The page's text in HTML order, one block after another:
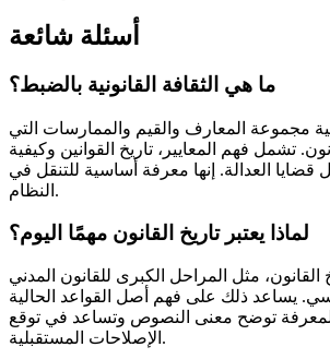
أسئلة شائعة
ما هي الثقافة القانونية بالضبط؟
مجموعة المعارف والقيم والممارسات التي
تشمل فهم المعايير، تاريخ القوانين وكيفية
قضايا العدالة. إنها معرفة أساسية للتنقل في
النظام.
لماذا يعتبر تاريخ القانون مهمًا اليوم؟
القانون، مثل المراحل الكبرى للقانون المدني
يساعد ذلك على فهم أصل القواعد الحالية
توضح معنى النصوص وتساعد في توقع
الإصلاحات المستقبلية.